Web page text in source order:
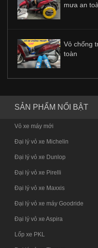
mưa an
Vỏ chống
toàn
SẢN PHẨM NỔI BẬT
Vỏ xe máy mới
Đại lý vỏ xe Michelin
Đại lý vỏ xe Dunlop
Đại lý vỏ xe Pirelli
Đại lý vỏ xe Maxxis
Đại lý vỏ xe máy Goodride
Đại lý vỏ xe Aspira
Lốp xe PKL